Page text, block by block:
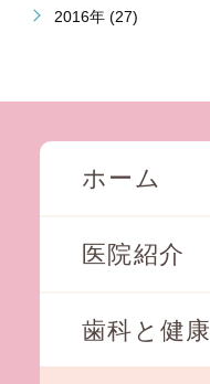
2016年 (27)
ホーム
医院紹介
歯科と健康